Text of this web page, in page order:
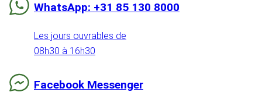
WhatsApp: +31 85 130 8000
Les jours ouvrables de
08h30 à 16h30
Facebook Messenger